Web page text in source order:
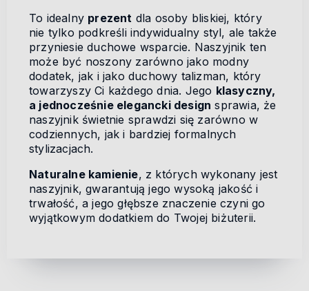
To idealny prezent dla osoby bliskiej, który
nie tylko podkreśli indywidualny styl, ale także
przyniesie duchowe wsparcie. Naszyjnik ten
może być noszony zarówno jako modny
dodatek, jak i jako duchowy talizman, który
towarzyszy Ci każdego dnia. Jego klasyczny,
a jednocześnie elegancki design sprawia, że
naszyjnik świetnie sprawdzi się zarówno w
codziennych, jak i bardziej formalnych
stylizacjach.
Naturalne kamienie, z których wykonany jest
naszyjnik, gwarantują jego wysoką jakość i
trwałość, a jego głębsze znaczenie czyni go
wyjątkowym dodatkiem do Twojej biżuterii.